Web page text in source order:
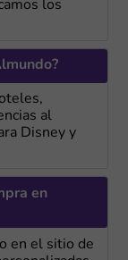
los
al
Disney y
en
en el sitio de